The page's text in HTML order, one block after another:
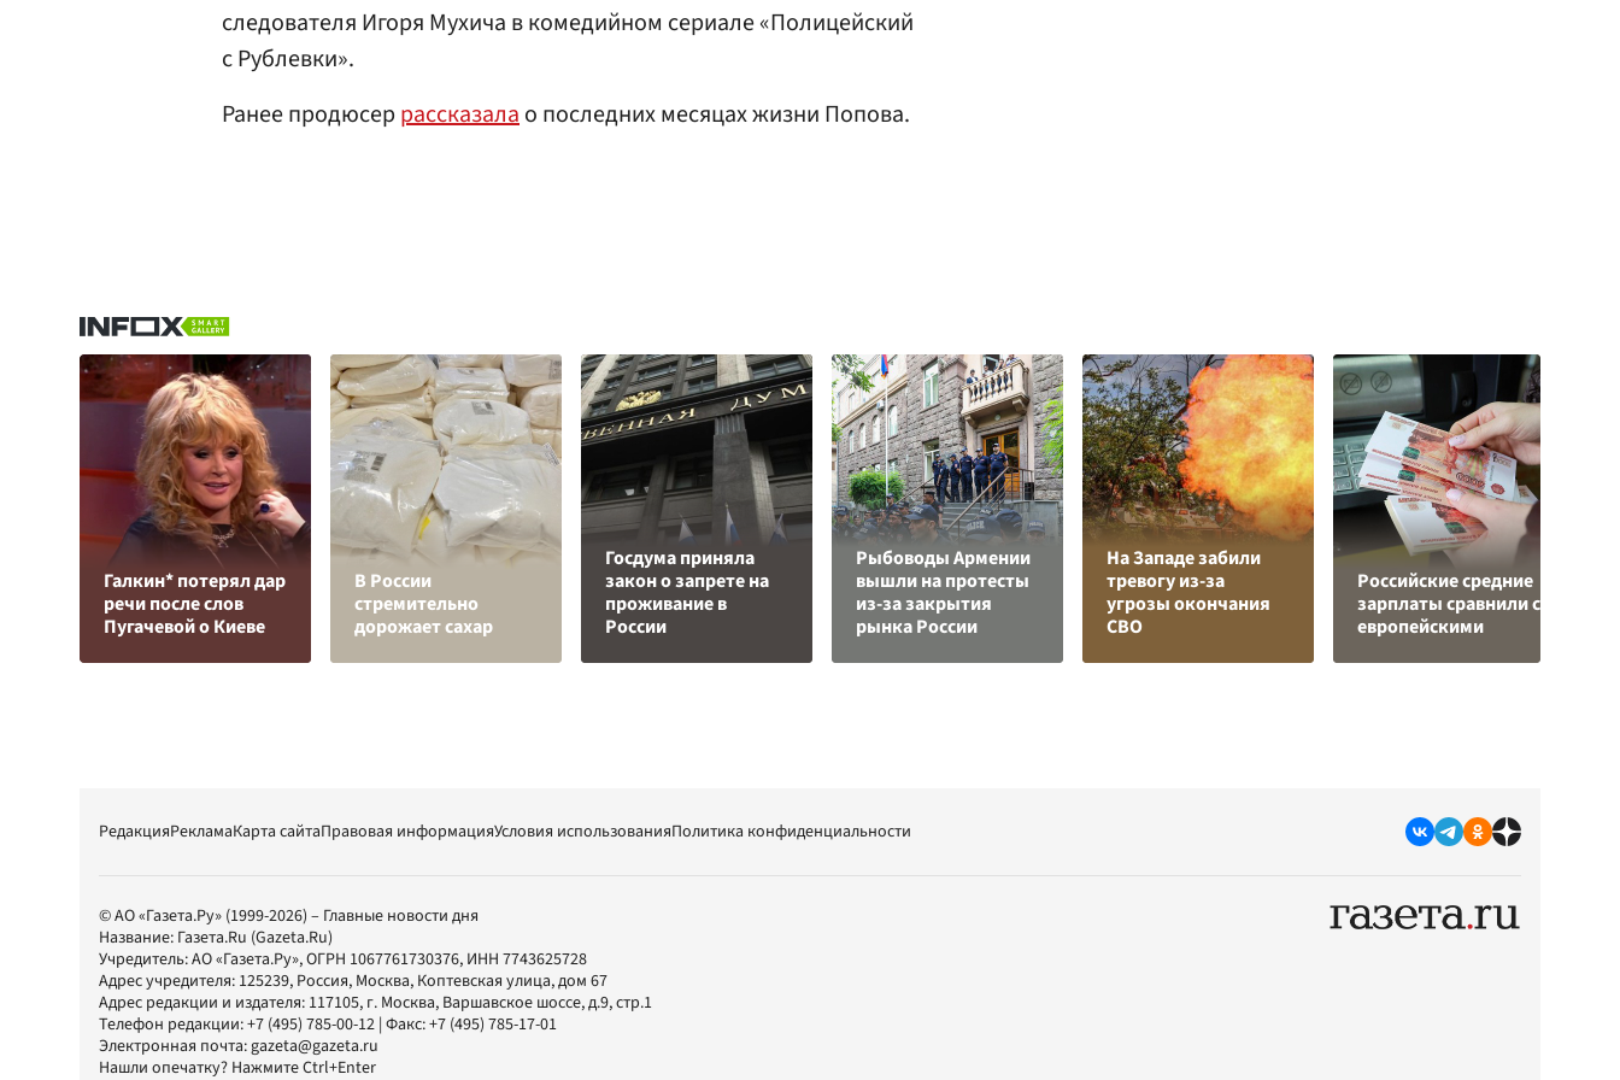
следователя Игоря Мухича в комедийном сериале «Полицейский
с Рублевки».
Ранее продюсер рассказалао последних месяцах жизни Попова.
Галкин* потерял дар
речи после слов
Пугачевой о Киеве
В России
стремительно
дорожает сахар
Госдума приняла
закон о запрете на
проживание в
России
Рыбоводы Армении
вышли на протесты
из-за закрытия
рынка России
На Западе забили
тревогу из-за
угрозы окончания
СВО
Российские средние
зарплаты сравнили с
европейскими
РедакцияРекламаКарта сайтаПравовая информацияУсловия использованияПолитика конфиденциальности
© АО «Газета.Ру» (1999-2026) – Главные новости дня
Название: Газета.Ru (Gazeta.Ru)
Учредитель:АО «Газета.Ру», ОГРН 1067761730376, ИНН 7743625728
Адрес учредителя: 125239, Россия, Москва, Коптевская улица, дом 67
Адрес редакции и издателя: 117105, г. Москва, Варшавское шоссе, д.9, стр.1
Телефон редакции:+7 (495) 785-00-12 | Факс:+7 (495) 785-17-01
Электронная почта:gazeta@gazeta.ru
Нашли опечатку? Нажмите Ctrl+Enter